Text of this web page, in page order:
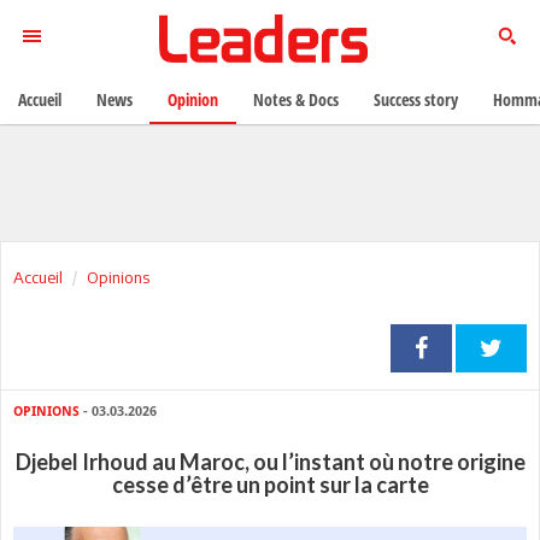
Accueil Opinions
OPINIONS - 03.03.2026
Djebel Irhoud au Maroc, ou l’instant où notre origine
cesse d’être un point sur la carte
Accueil News Opinion Notes & Docs Success story